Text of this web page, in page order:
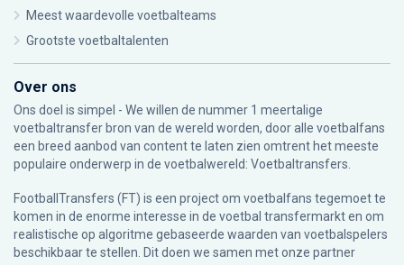
Meest waardevolle voetbalteams
Grootste voetbaltalenten
Over ons
Ons doel is simpel - We willen de nummer 1 meertalige
voetbaltransfer bron van de wereld worden, door alle voetbalfans
een breed aanbod van content te laten zien omtrent het meeste
populaire onderwerp in de voetbalwereld: Voetbaltransfers.
FootballTransfers (FT) is een project om voetbalfans tegemoet te
komen in de enorme interesse in de voetbal transfermarkt en om
realistische op algoritme gebaseerde waarden van voetbalspelers
beschikbaar te stellen. Dit doen we samen met onze partner